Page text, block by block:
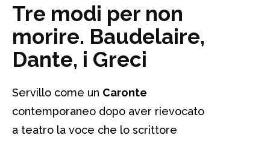
Tre modi per non
morire. Baudelaire,
Dante, i Greci
Servillo come un Caronte
contemporaneo dopo aver rievocato
a teatro la voce che lo scrittore